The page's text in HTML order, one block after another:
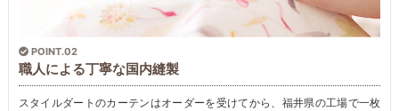
POINT.02
職人による丁寧な国内縫製
スタイルダートのカーテンはオーダーを受けてから、福井県の工場で一枚